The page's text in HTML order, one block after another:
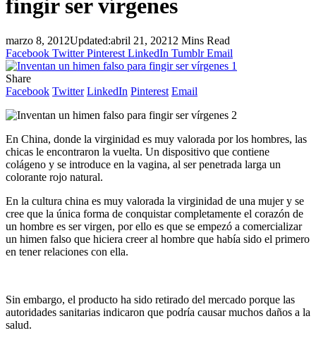
fingir ser vírgenes
marzo 8, 2012Updated:abril 21, 2021 2 Mins Read
Facebook Twitter Pinterest LinkedIn Tumblr Email
Share
Facebook Twitter LinkedIn Pinterest Email
En China, donde la virginidad es muy valorada por los hombres, las
chicas le encontraron la vuelta. Un dispositivo que contiene
colágeno y se introduce en la vagina, al ser penetrada larga un
colorante rojo natural.
En la cultura china es muy valorada la virginidad de una mujer y se
cree que la única forma de conquistar completamente el corazón de
un hombre es ser virgen, por ello es que se empezó a comercializar
un himen falso que hiciera creer al hombre que había sido el primero
en tener relaciones con ella.
Sin embargo, el producto ha sido retirado del mercado porque las
autoridades sanitarias indicaron que podría causar muchos daños a la
salud.